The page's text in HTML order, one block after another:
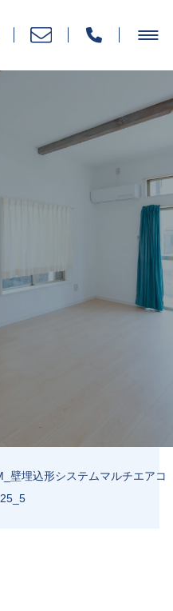
壁埋込形システムマルチエアコ